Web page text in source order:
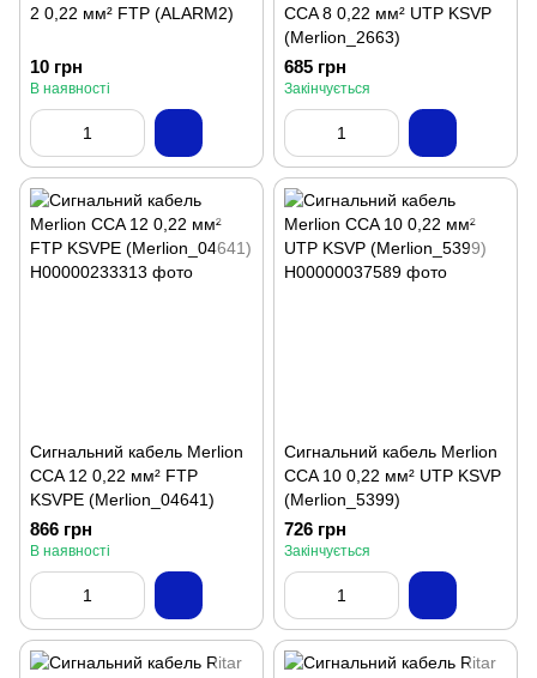
2 0,22 мм² FTP (ALARM2)
10 грн
В наявності
CCA 8 0,22 мм² UTP KSVP
(Merlion_2663)
685 грн
Закінчується
Сигнальний кабель Merlion
CCA 12 0,22 мм² FTP
KSVPE (Merlion_04641)
866 грн
В наявності
Сигнальний кабель Merlion
CCA 10 0,22 мм² UTP KSVP
(Merlion_5399)
726 грн
Закінчується